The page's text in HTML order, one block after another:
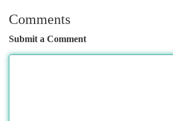
Comments
Submit a Comment